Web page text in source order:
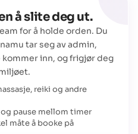
å slite deg ut.
for å holde orden. Du
tar seg av admin,
inn, og frigjør deg
reiki og andre
pause mellom timer
måte å booke på